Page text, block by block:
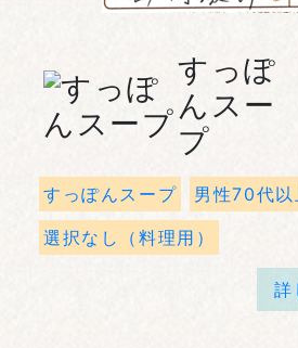
すっぽ
んスー
プ
すっぽんスープ
男性70代以
選択なし（料理用）
詳